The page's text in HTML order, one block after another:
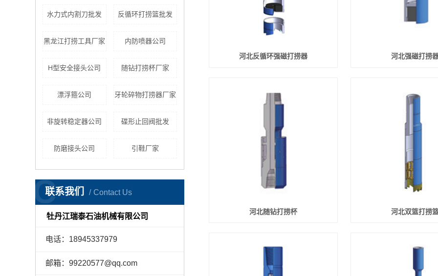
水力式内割刀批发 反循环打捞篮批发
黑龙江打捞工具厂家 内防喷器公司
H型安全接头公司 随钻打捞杯厂家
漂浮箍公司 牙轮碎物打捞器厂家
非旋转稳定器公司 碟形止回阀批发
防磨接头公司 引鞋厂家
联系我们 Contact Us
C
牡丹江瑞泰石油机械有限公司
电话：18945337979
邮箱：99220577@qq.com
河北反循环强磁打捞器 河北强磁打捞
河北随钻打捞杯 河北双篮打捞